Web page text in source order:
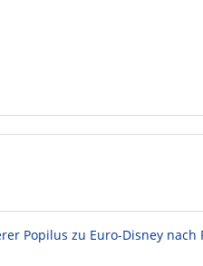
Popilus zu Euro-Disney nach